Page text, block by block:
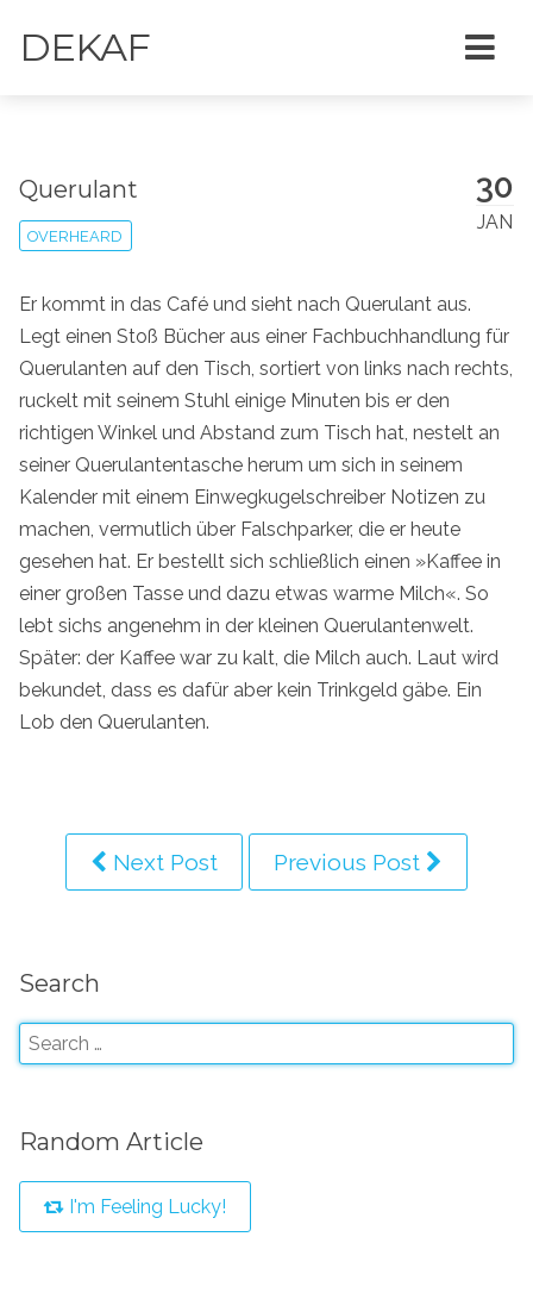
DEKAF
30
JAN
Querulant
OVERHEARD
Er kommt in das Café und sieht nach Querulant aus.
Legt einen Stoß Bücher aus einer Fachbuchhandlung für
Querulanten auf den Tisch, sortiert von links nach rechts,
ruckelt mit seinem Stuhl einige Minuten bis er den
richtigen Winkel und Abstand zum Tisch hat, nestelt an
seiner Querulantentasche herum um sich in seinem
Kalender mit einem Einwegkugelschreiber Notizen zu
machen, vermutlich über Falschparker, die er heute
gesehen hat. Er bestellt sich schließlich einen »Kaffee in
einer großen Tasse und dazu etwas warme Milch«. So
lebt sichs angenehm in der kleinen Querulantenwelt.
Später: der Kaffee war zu kalt, die Milch auch. Laut wird
bekundet, dass es dafür aber kein Trinkgeld gäbe. Ein
Lob den Querulanten.
Next Post Previous Post
Search
Random Article
I'm Feeling Lucky!